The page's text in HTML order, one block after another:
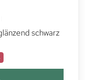
schwarz